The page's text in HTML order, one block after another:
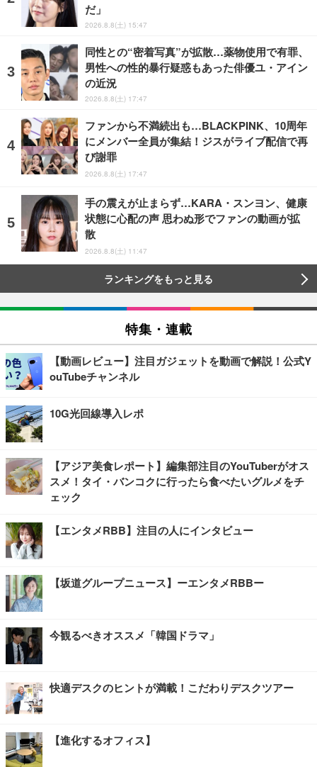
だ」
2026.8.8(土) 15:47
同性との“密着写真”が拡散…薬物使用で有罪、
男性への性的暴行疑惑もあった俳優ユ・アイン
の近況
2026.8.8(土) 17:47
ファンから不満続出も…BLACKPINK、10周年
にメンバー全員が集結！ジスがライブ配信で再
び謝罪
2026.8.8(土) 17:47
手の震えが止まらず…KARA・スンヨン、健康
状態に心配の声 思わぬ形でファンの動画が拡
散
2026.8.8(土) 11:47
ランキングをもっと見る
特集・連載
【動画レビュー】注目ガジェットを動画で解説！公式Y
ouTubeチャンネル
10G光回線導入レポ
【アジア美食レポート】編集部注目のYouTuberがオス
スメ！タイ・バンコクに行ったら食べたいグルメをチ
ェック
【エンタメRBB】注目の人にインタビュー
【坂道グループニュース】ーエンタメRBBー
今観るべきオススメ「韓国ドラマ」
快適デスクのヒントが満載！こだわりデスクツアー
【進化するオフィス】